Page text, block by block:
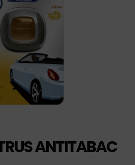
ANTITABAC